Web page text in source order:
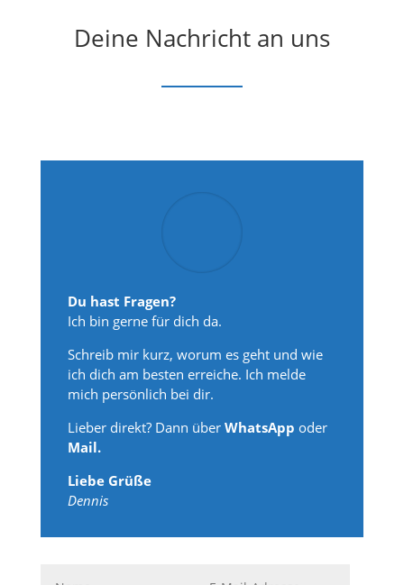
Deine Nachricht an uns
Du hast Fragen?
Ich bin gerne für dich da.
Schreib mir kurz, worum es geht und wie
ich dich am besten erreiche. Ich melde
mich persönlich bei dir.
Lieber direkt? Dann überWhatsApp oder
Mail.
Liebe Grüße
Dennis